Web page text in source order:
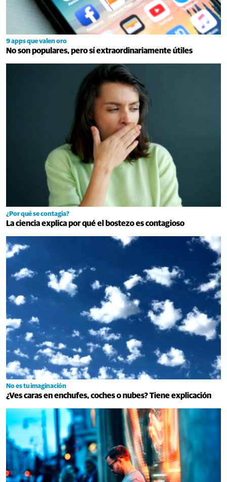
9 apps que valen oro
No son populares, pero sí extraordinariamente útiles
¿Por qué se contagia?
La ciencia explica por qué el bostezo es contagioso
No es tu imaginación
¿Ves caras en enchufes, coches o nubes? Tiene explicación